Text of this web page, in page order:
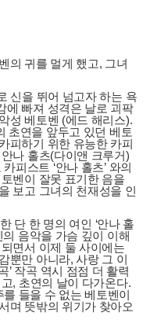
의 귀를 멀게 했고, 그녀
신을 뛰어 넘고자 하는 욕
에 빠져 성격은 날로 괴팍
성 베토벤 (에드 해리스).
초연을 앞두고 있던 베토
피하기 위한 유능한 카피
나 홀츠(다이앤 크루거)
피스트 ‘안나 홀츠’ 와의
벤이 잘못 표기한 음을
보고 그녀의 천재성을 인
단 한 명의 여인 ‘안나 홀
음악을 가슴 깊이 이해
면서 이제 둘 사이에는
뿐만 아니라, 사랑 그 이
’ 작곡 역시 점점 더 활력
, 초연의 날이 다가온다.
들을 수 없는 베토벤이
며 뜻밖의 위기가 찾아오